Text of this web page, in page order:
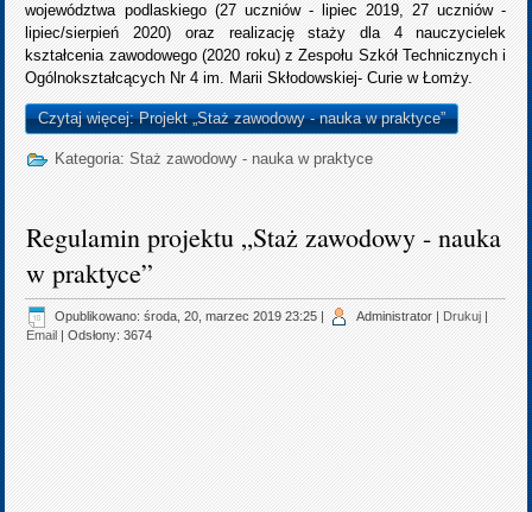
województwa podlaskiego (27 uczniów - lipiec 2019, 27 uczniów -
lipiec/sierpień 2020) oraz realizację staży dla 4 nauczycielek
kształcenia zawodowego (2020 roku) z Zespołu Szkół Technicznych i
Ogólnokształcących Nr 4 im. Marii Skłodowskiej- Curie w Łomży.
Czytaj więcej: Projekt „Staż zawodowy - nauka w praktyce”
Kategoria:Staż zawodowy - nauka w praktyce
Regulamin projektu „Staż zawodowy - nauka
w praktyce”
Opublikowano: środa, 20, marzec 2019 23:25 | Administrator | Drukuj |
Email | Odsłony: 3674